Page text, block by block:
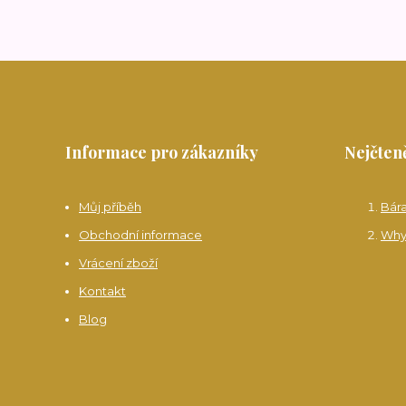
Informace pro zákazníky
Můj příběh
Obchodní informace
Vrácení zboží
Kontakt
Blog